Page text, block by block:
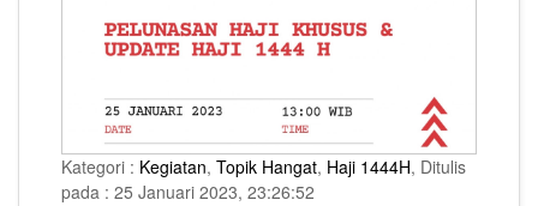
Kategori : Kegiatan, Topik Hangat, Haji 1444H, Ditulis
pada : 25 Januari 2023, 23:26:52